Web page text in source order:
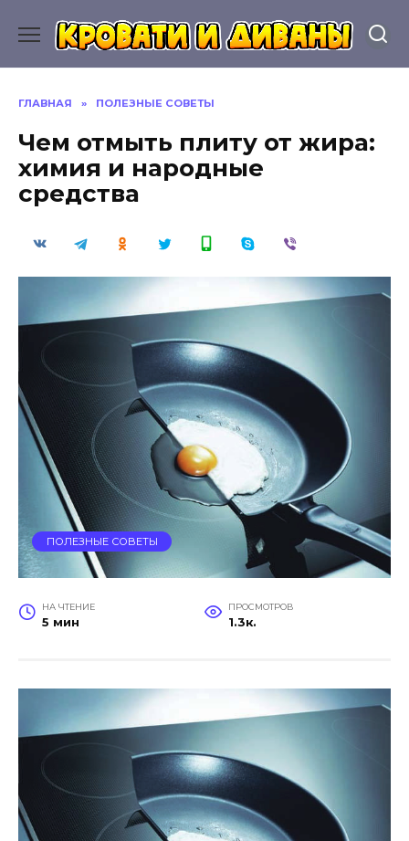
содержанию
ГЛАВНАЯ » ПОЛЕЗНЫЕ СОВЕТЫ
Чем отмыть плиту от жира:
химия и народные
средства
ПОЛЕЗНЫЕ СОВЕТЫ
НА ЧТЕНИЕ
5 мин
ПРОСМОТРОВ
1.3к.